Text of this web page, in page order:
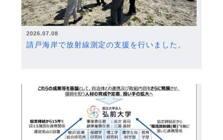
2026.07.08
請戸海岸で放射線測定の支援を行いました。